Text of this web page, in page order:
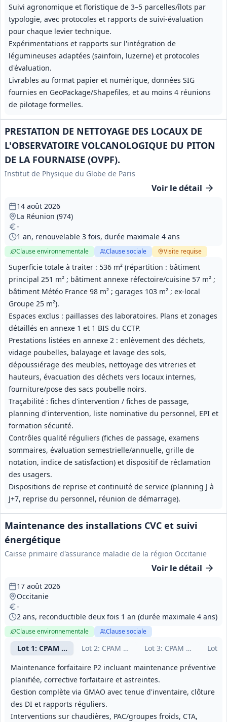
Suivi agronomique et floristique de 3–5 parcelles/îlots par
typologie, avec protocoles et rapports de suivi-évaluation
pour chaque levier technique.
Expérimentations et rapports sur l'intégration de
légumineuses adaptées (sainfoin, luzerne) et protocoles
d'évaluation.
Livrables au format papier et numérique, données SIG
fournies en GeoPackage/Shapefiles, et au moins 4 réunions
de pilotage formelles.
PRESTATION DE NETTOYAGE DES LOCAUX DE
L'OBSERVATOIRE VOLCANOLOGIQUE DU PITON
DE LA FOURNAISE (OVPF).
Institut de Physique du Globe de Paris
Voir le détail
Superficie totale à traiter : 536 m² (répartition : bâtiment
principal 251 m² ; bâtiment annexe réfectoire/cuisine 57 m² ;
bâtiment Météo France 98 m² ; garages 103 m² ; ex-local
Groupe 25 m²).
Espaces exclus : paillasses des laboratoires. Plans et zonages
détaillés en annexe 1 et 1 BIS du CCTP.
Prestations listées en annexe 2 : enlèvement des déchets,
vidage poubelles, balayage et lavage des sols,
dépoussiérage des meubles, nettoyage des vitreries et
hauteurs, évacuation des déchets vers locaux internes,
fourniture/pose des sacs poubelle noirs.
Traçabilité : fiches d'intervention / fiches de passage,
planning d'intervention, liste nominative du personnel, EPI et
formation sécurité.
Contrôles qualité réguliers (fiches de passage, examens
sommaires, évaluation semestrielle/annuelle, grille de
notation, indice de satisfaction) et dispositif de réclamation
des usagers.
Dispositions de reprise et continuité de service (planning J à
J+7, reprise du personnel, réunion de démarrage).
14 août 2026
La Réunion (974)
-
1 an, renouvelable 3 fois, durée maximale 4 ans
Clause environnementale Clause sociale Visite requise
Maintenance des installations CVC et suivi
énergétique
Caisse primaire d'assurance maladie de la région Occitanie
Voir le détail
Lot 1: CPAM 65 Lot 2: CPAM 09 / 31 / 81
Lot 3: CPAM 46 / 82Lot
Maintenance forfaitaire P2 incluant maintenance préventive
planifiée, corrective forfaitaire et astreintes.
Gestion complète via GMAO avec tenue d'inventaire, clôture
des DI et rapports réguliers.
Interventions sur chaudières, PAC/groupes froids, CTA,
17 août 2026
Occitanie
-
2 ans, reconductible deux fois 1 an (durée maximale 4 ans)
Clause environnementale Clause sociale